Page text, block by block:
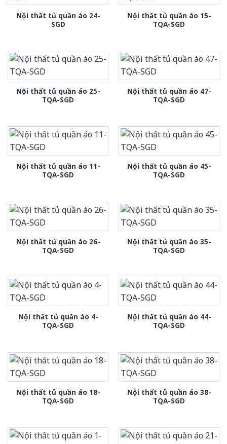
Nội thất tủ quần áo 24-
SGD
Nội thất tủ quần áo 15-
TQA-SGD
Nội thất tủ quần áo 25-
TQA-SGD
Nội thất tủ quần áo 47-
TQA-SGD
Nội thất tủ quần áo 11-
TQA-SGD
Nội thất tủ quần áo 45-
TQA-SGD
Nội thất tủ quần áo 26-
TQA-SGD
Nội thất tủ quần áo 35-
TQA-SGD
Nội thất tủ quần áo 4-
TQA-SGD
Nội thất tủ quần áo 44-
TQA-SGD
Nội thất tủ quần áo 18-
TQA-SGD
Nội thất tủ quần áo 38-
TQA-SGD